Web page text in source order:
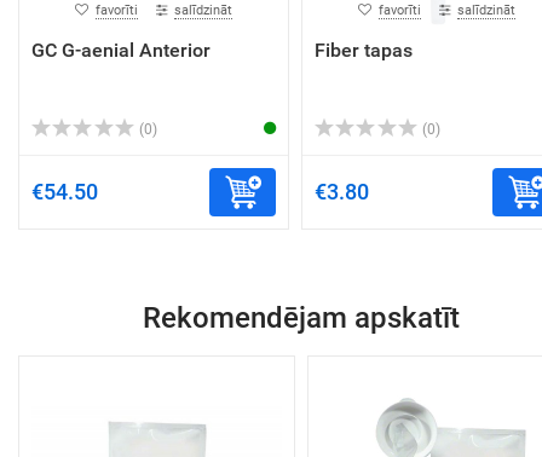
favorīti salīdzināt
GC G-aenial Anterior
(0)
€54.50
favorīti salīdzināt
Fiber tapas
(0)
€3.80
Rekomendējam apskatīt